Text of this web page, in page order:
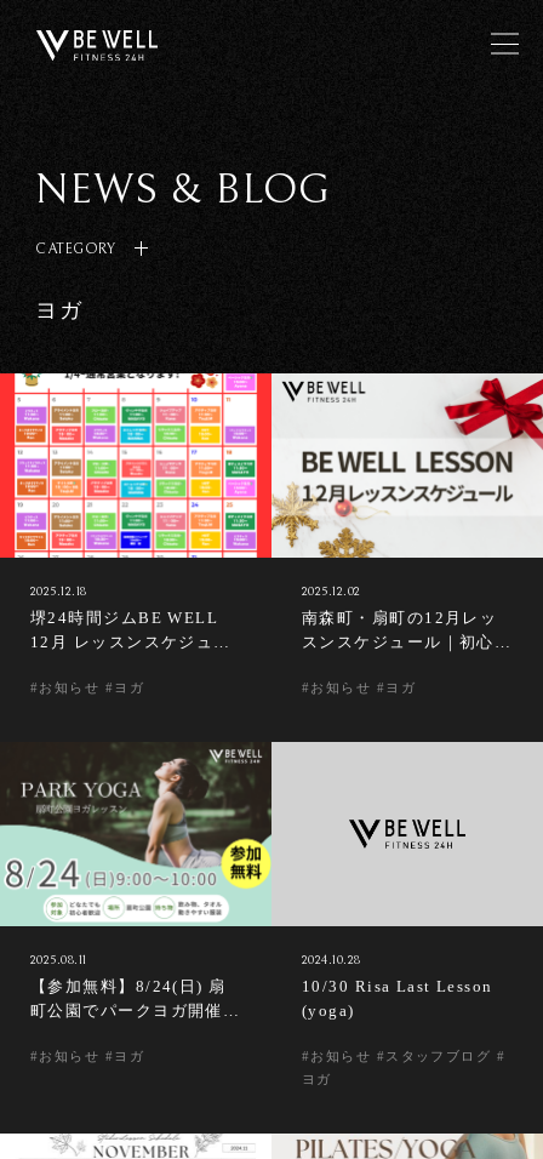
NEWS & BLOG
CATEGORY
ヨガ
2025.12.18
堺24時間ジムBE WELL
12月 レッスンスケジュー
#お知らせ #ヨガ
2025.12.02
南森町・扇町の12月レッ
スンスケジュール｜初心
間ジム BE WELL
#お知らせ #ヨガ
2025.08.11
【参加無料】8/24(日) 扇
町公園でパークヨガ開催！
#お知らせ #ヨガ
2024.10.28
10/30 Risa Last Lesson
(yoga)
#お知らせ #スタッフブログ #
ヨガ